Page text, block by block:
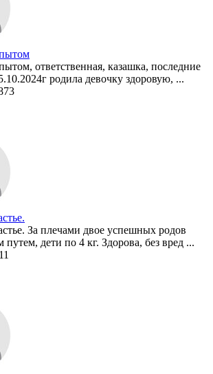
ответственная, казашка, последние
родила девочку здоровую, ...
За плечами двое успешных родов
путем, дети по 4 кг. Здорова, без вред ...